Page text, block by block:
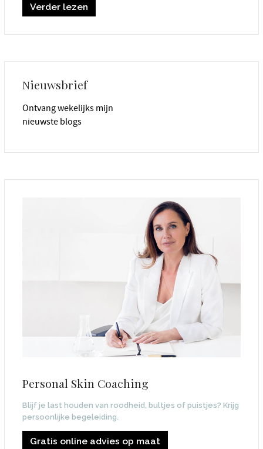
Verder lezen
Nieuwsbrief
Ontvang wekelijks mijn
nieuwste blogs
Personal Skin Coaching
Blijf je last houden van roodheid, bultjes of puistjes? Krijg
persoonlijke begeleiding.
Gratis online advies op maat